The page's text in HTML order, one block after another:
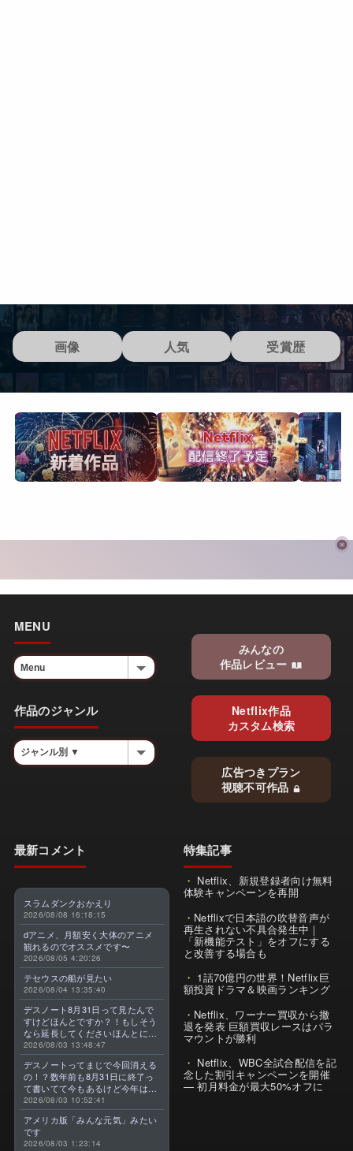
画像 人気 受賞歴
MENU
作品のジャンル
みんなの
作品レビュー
Netflix作品
カスタム検索
広告つきプラン
視聴不可作品
最新コメント
スラムダンクおかえり
2026/08/08 16:18:15
dアニメ、月額安く大体のアニメ
観れるのでオススメです〜
2026/08/05 4:20:26
テセウスの船が見たい
2026/08/04 13:35:40
デスノート8月31日って見たんで
すけどほんとですか？！もしそう
なら延長してくださいほんとに大
好きなんです😭
2026/08/03 13:48:47
デスノートってまじで今回消える
の！？数年前も8月31日に終了っ
て書いてて今もあるけど今年はま
じのやつ！？よくわからん！！で
きればなくならないでほしい！平
成アニメを振り返らせてくれっ
っ！！！！！！！
2026/08/03 10:52:41
アメリカ版「みんな元気」みたい
です
2026/08/03 1:23:14
特集記事
Netflix、新規登録者向け無料
体験キャンペーンを再開
Netflixで日本語の吹替音声が
再生されない不具合発生中｜
「新機能テスト」をオフにする
と改善する場合も
1話70億円の世界！Netflix巨
額投資ドラマ＆映画ランキング
Netflix、ワーナー買収から撤
退を発表 巨額買収レースはパラ
マウントが勝利
Netflix、WBC全試合配信を記
念した割引キャンペーンを開催
— 初月料金が最大50%オフに